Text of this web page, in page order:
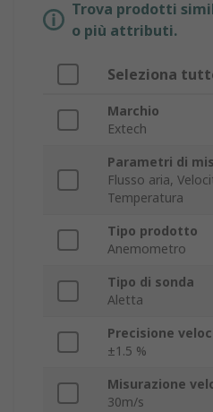
Trova prodotti
o più attributi.
Seleziona
Marchio
Extech
Parametri di
Flusso aria,
Temperatura
Tipo prodotto
Anemometro
Tipo di sonda
Aletta
Precisione
±1.5 %
Misurazione
30m/s